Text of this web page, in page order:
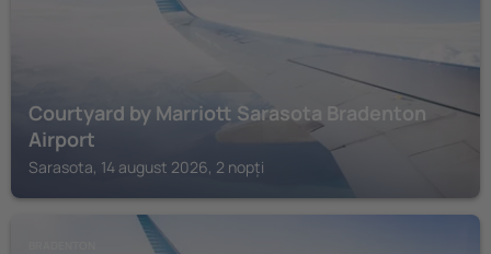
Courtyard by Marriott Sarasota Bradenton
Airport
Sarasota, 14 august 2026, 2 nopți